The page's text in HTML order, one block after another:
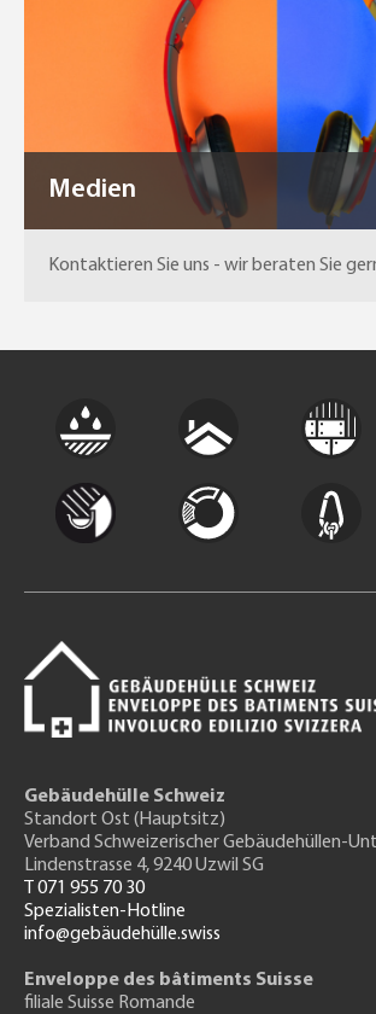
Medien
Kontaktieren Sie uns - wir beraten Sie
Gebäudehülle Schweiz
Standort Ost (Hauptsitz)
Verband Schweizerischer Gebäudehüllen-
Lindenstrasse 4, 9240 Uzwil SG
T 071 955 70 30
Spezialisten-Hotline
info@gebäudehülle.swiss
Enveloppe des bâtiments Suisse
filiale Suisse Romande